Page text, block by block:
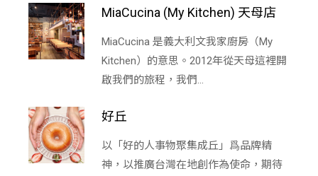
MiaCucina (My Kitchen) 天母店
MiaCucina 是義大利文我家廚房（My
Kitchen）的意思。2012年從天母這裡開
啟我們的旅程，我們...
好丘
以「好的人事物聚集成丘」爲品牌精
神，以推廣台灣在地創作為使命，期待